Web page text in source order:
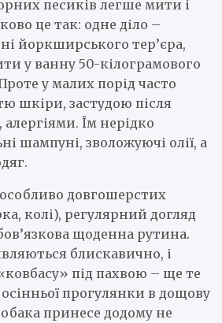
песиків легше мити і
це так: одне діло –
йоркширського тер’єра,
у ванну 50-кілограмового
у малих порід часто
шкіри, застудою після
Їм нерідко
шампуні, зволожуючі олії, а
довгошерстих
колі), регулярний догляд
щоденна рутина.
блискавично, і
під пахвою – ще те
прогулянки в дощову
принесе додому не